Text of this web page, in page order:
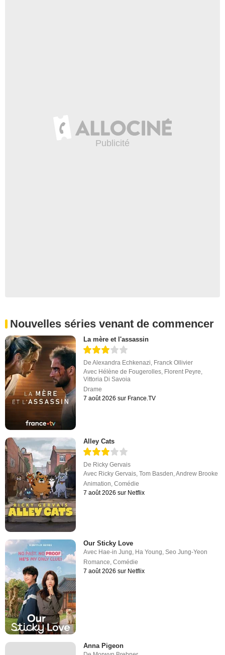
Nouvelles séries venant de commencer
La mère et l'assassin
DeAlexandra Echkenazi Franck Ollivier
Avec Hélène de Fougerolles Florent Peyre
Vittoria Di Savoia
Drame
7 août 2026 sur France.TV
Alley Cats
De Ricky Gervais
Avec Ricky Gervais,Tom Basden,Andrew Brooke
Animation,Comédie
7 août 2026 sur Netflix
Our Sticky Love
Avec Hae-in Jung, Ha Young,Seo Jung-Yeon
Romance,Comédie
7 août 2026 sur Netflix
Anna Pigeon